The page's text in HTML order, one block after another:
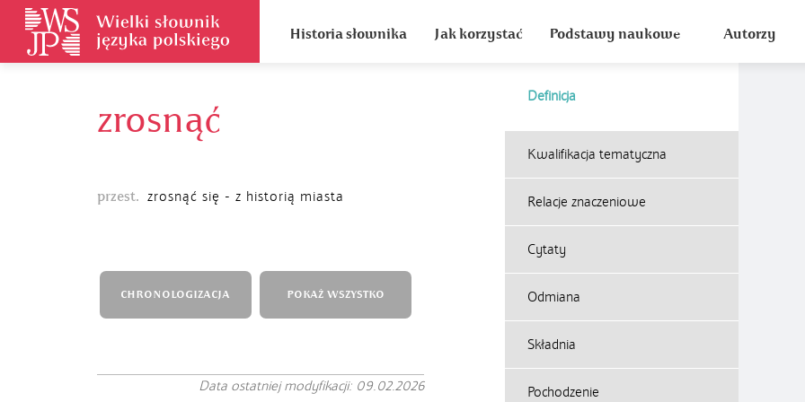
Historia słownika Jak korzystać Podstawy naukowe Autorzy
zrosnąć
Definicja
przest. zrosnąć się - z historią miasta
Kwalifikacja tematyczna
Relacje znaczeniowe
Cytaty
Odmiana
Składnia
Pochodzenie
CHRONOLOGIZACJA POKAŻ WSZYSTKO
Data ostatniej modyfikacji: 09.02.2026